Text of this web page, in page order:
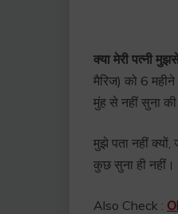
क्या मेरी पत्नी
मैरिज) को 6
मुंह से नहीं सुना
मुझे पता नहीं
कुछ सुना ही
Also Check :